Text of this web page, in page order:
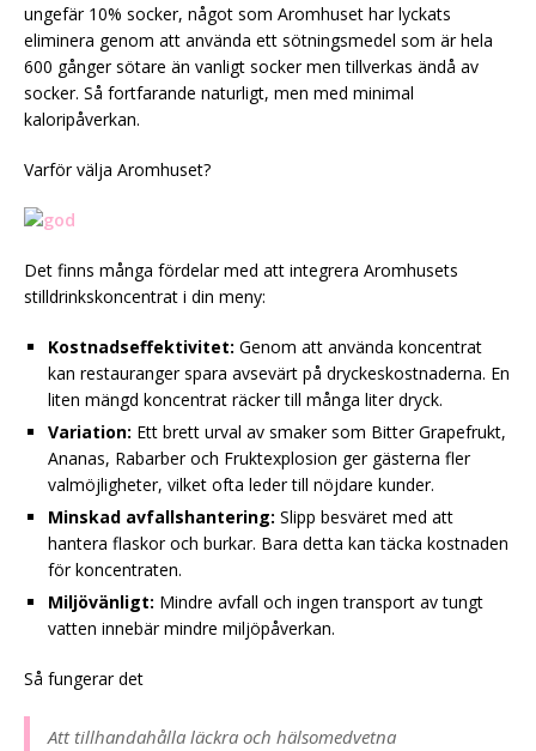
ungefär 10% socker, något som Aromhuset har lyckats
eliminera genom att använda ett sötningsmedel som är hela
600 gånger sötare än vanligt socker men tillverkas ändå av
socker. Så fortfarande naturligt, men med minimal
kaloripåverkan.
Varför välja Aromhuset?
Det finns många fördelar med att integrera Aromhusets
stilldrinkskoncentrat i din meny:
Kostnadseffektivitet: Genom att använda koncentrat
kan restauranger spara avsevärt på dryckeskostnaderna. En
liten mängd koncentrat räcker till många liter dryck.
Variation: Ett brett urval av smaker som Bitter Grapefrukt,
Ananas, Rabarber och Fruktexplosion ger gästerna fler
valmöjligheter, vilket ofta leder till nöjdare kunder.
Minskad avfallshantering: Slipp besväret med att
hantera flaskor och burkar. Bara detta kan täcka kostnaden
för koncentraten.
Miljövänligt: Mindre avfall och ingen transport av tungt
vatten innebär mindre miljöpåverkan.
Så fungerar det
Att tillhandahålla läckra och hälsomedvetna